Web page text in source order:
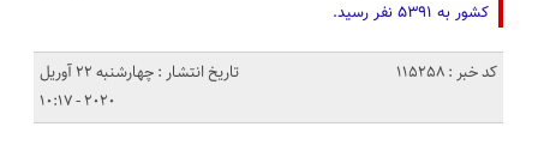
کشور به ۵۳۹۱ نفر رسید.
کد خبر : 115258
تاریخ انتشار : چهارشنبه 22 آوریل
2020 - 10:17